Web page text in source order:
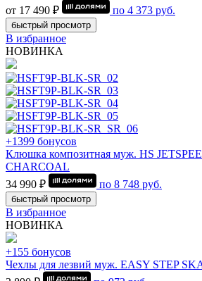
от 17 490 ₽
по 4 373 руб.
быстрый просмотр
В избранное
НОВИНКА
+1399 бонусов
Клюшка композитная муж. HS
CHARCOAL
34 990 ₽
по 8 748 руб.
быстрый просмотр
В избранное
НОВИНКА
+155 бонусов
Чехлы для лезвий муж. EASY STEP